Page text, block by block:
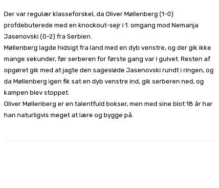
Der var regulær klasseforskel, da Oliver Møllenberg (1-0)
profdebuterede med en knockout-sejr i 1. omgang mod Nemanja
Jasenovski (0-2) fra Serbien.
Møllenberg lagde hidsigt fra land med en dyb venstre, og der gik ikke
mange sekunder, før serberen for første gang var i gulvet. Resten af
opgøret gik med at jagte den sagesløde Jasenovski rundt i ringen, og
da Møllenberg igen fik sat en dyb venstre ind, gik serberen ned, og
kampen blev stoppet.
Oliver Møllenberg er en talentfuld bokser, men med sine blot 18 år har
han naturligvis meget at lære og bygge på.